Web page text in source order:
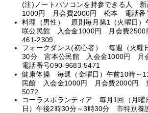
(注)ノートパソコンを持参できる人
1000円 月会費2000円 松本 電話番
料理（男性） 原則毎月第1（火曜日
咲公民館 入会金1000円 月会費
461-2309
フォークダンス(初心者） 毎週（火曜
30分 宮本公民館 入会金1000円 月
電話番号090-9683-5471
健康体操 毎週（金曜日）午前10時～
民館 入会金1000円 月会費2000円
5072
コーラスボランティア 毎月1回（月曜
日）午後2時30分～3時30分 市特別養